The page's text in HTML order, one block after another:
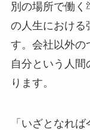
別の場所で働く
の人生における
す。会社以外の
自分という人
ります。
「いざとなれ